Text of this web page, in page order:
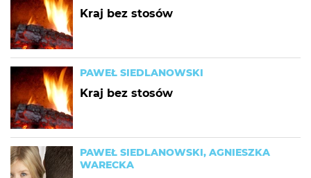
Kraj bez stosów
PAWEŁ SIEDLANOWSKI
Kraj bez stosów
PAWEŁ SIEDLANOWSKI, AGNIESZKA
WARECKA